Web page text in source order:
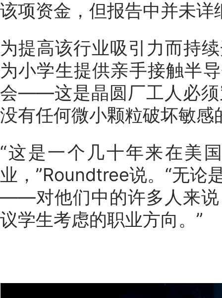
该项资金，但报告中并未
为提高该行业吸引力而持
为小学生提供亲手接触半
会——这是晶圆厂工人必须
没有任何微小颗粒破坏敏感
“这是一个几十年来在美
业，”Roundtree说。“无论
——对他们中的许多人来说
议学生考虑的职业方向。”